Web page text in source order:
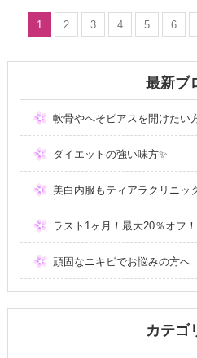
1 2 3 4 5 6
最新ブ
軟骨やへそピアスを開けたい
ダイエットの強い味方✨
美白内服もティアラクリニッ
ラスト1ヶ月！最大20％オフ！
頑固なニキビでお悩みの方へ
カテゴ